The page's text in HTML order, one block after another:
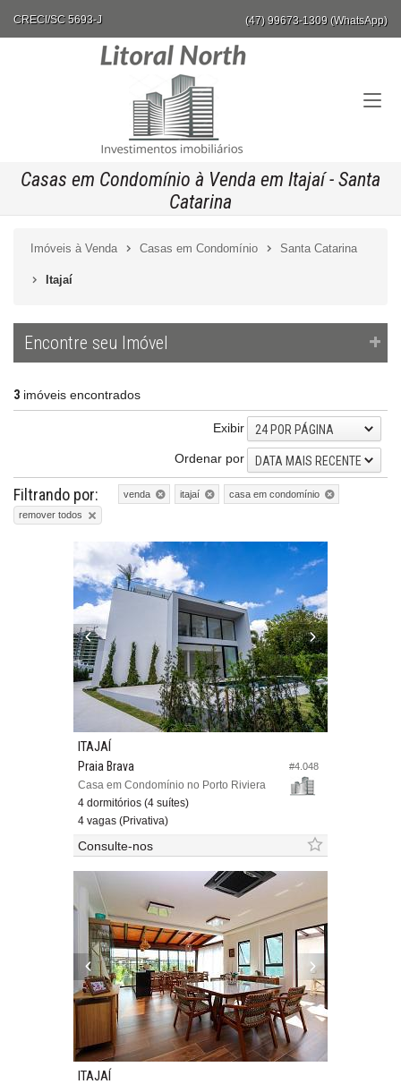
CRECI/SC 5693-J (47) 99673-1309 (WhatsApp)
Casas em Condomínio à Venda em Itajaí - Santa
Catarina
Imóveis à Venda Casas em Condomínio Santa Catarina
Itajaí
Encontre seu Imóvel
3 imóveis encontrados
Exibir
24 POR PÁGINA
Ordenar por
DATA MAIS RECENTE
Filtrando por: venda itajaí
casa em condomínio
remover todos
#4.048
ITAJAÍ
Praia Brava
Casa em Condomínio no Porto Riviera
4 dormitórios (4 suítes)
4 vagas (Privativa)
Consulte-nos
ITAJAÍ